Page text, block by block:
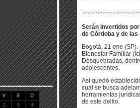
V S
D
2 3
4
Serán invertidos
de Córdoba y de
Bogotá, 21 ene
Bienestar Familiar
Dosquebradas,
adolescentes.
Así quedó
cual se busca
herramientas
de este delito.